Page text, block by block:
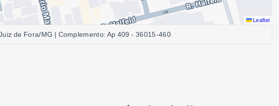
Leaflet
de Fora/MG | Complemento: Ap 409 - 36015-460